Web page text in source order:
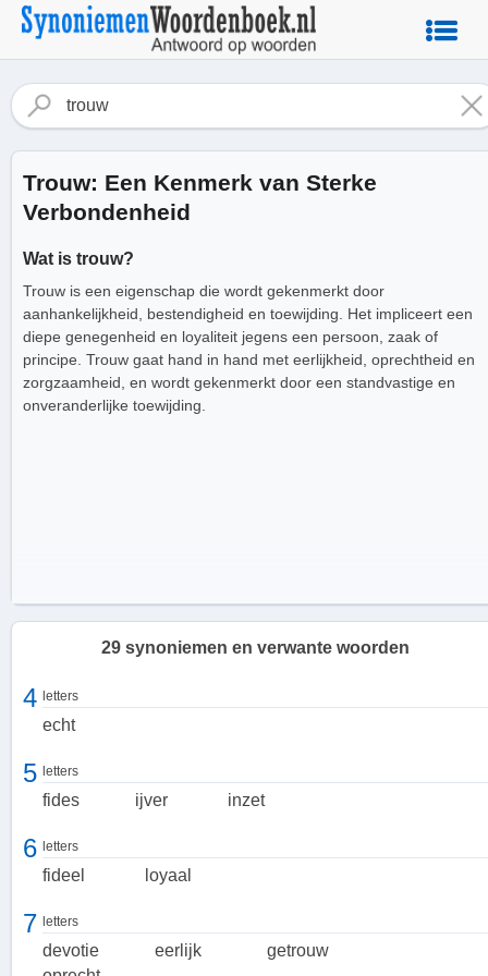
Trouw: Een Kenmerk van Sterke
Verbondenheid
Wat is trouw?
Trouw is een eigenschap die wordt gekenmerkt door
aanhankelijkheid, bestendigheid en toewijding. Het impliceert een
diepe genegenheid en loyaliteit jegens een persoon, zaak of
principe. Trouw gaat hand in hand met eerlijkheid, oprechtheid en
zorgzaamheid, en wordt gekenmerkt door een standvastige en
onveranderlijke toewijding.
De betekenis van trouw
29 synoniemen en verwante woorden
4 letters
echt
5 letters
fides ijver inzet
6 letters
fideel loyaal
7 letters
devotie eerlijk
getrouw